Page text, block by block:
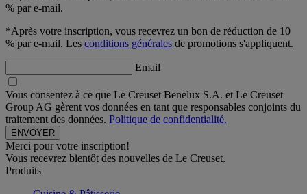
% par e-mail.
*Après votre inscription, vous recevrez un bon de réduction de 10
% par e-mail. Les conditions générales de promotions s'appliquent.
Email
Vous consentez à ce que Le Creuset Benelux S.A. et Le Creuset
Group AG gèrent vos données en tant que responsables conjoints du
traitement des données. Politique de confidentialité.
Merci pour votre inscription!
Vous recevrez bientôt des nouvelles de Le Creuset.
Produits